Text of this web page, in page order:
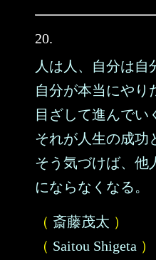
20.
人は人、自分は自
自分が本当にやり
目ざして進んでい
それが人生の成功
そう気づけば、他
にならなくなる。
（ 斎藤茂太 ）
（ Saitou Shigeta ）